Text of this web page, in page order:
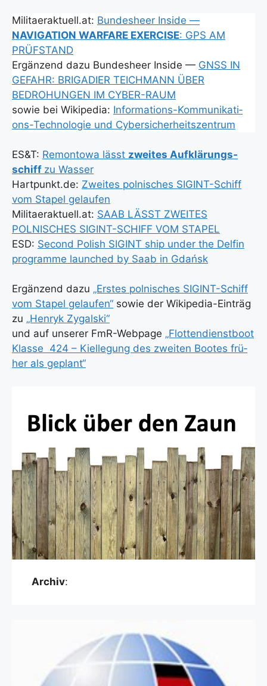
Militaeraktuell.at: Bun­des­heer Insi­de —
NAVIGATION WARFARE EXERCISE: GPS AM
PRÜFSTAND
Ergän­zend dazu Bun­des­heer Insi­de — GNSS IN
GEFAHR: BRIGADIER TEICHMANN ÜBER
BEDROHUNGEN IM CYBER-RAUM
sowie bei Wiki­pe­dia: Infor­ma­ti­ons-Kom­mu­ni­ka­ti­
ons-Tech­no­lo­gie und Cyber­si­cher­heits­zen­trum
ES&T: Remon­to­wa lässt zwei­tes Auf­klä­rungs­
schiff zu Was­ser
Hartpunkt.de: Zwei­tes pol­ni­sches SIG­INT-Schiff
vom Sta­pel gelau­fen
Militaeraktuell.at: SAAB LÄSST ZWEITES
POLNISCHES SIGINT-SCHIFF VOM STAPEL
ESD: Second Polish SIGINT ship under the Del­fin
pro­gram­me laun­ched by Saab in Gdańsk
Ergän­zend dazu „Ers­tes pol­ni­sches SIG­INT-Schiff
vom Sta­pel gelau­fen“ sowie der Wiki­pe­dia-Ein­träg
zu „Hen­ryk Zygal­ski“
und auf unse­rer FmR-Web­page „Flot­ten­dienst­boot
Klas­se 424 – Kiel­le­gung des zwei­ten Boo­tes frü­
her als geplant“
Archiv: